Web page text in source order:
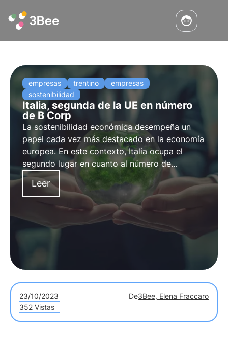
empresas trentino
empresas
sostenibilidad
Italia, segunda de la UE en número
de B Corp
La sostenibilidad económica desempeña un
papel cada vez más destacado en la economía
europea. En este contexto, Italia ocupa el
segundo lugar en cuanto al número de
empresas comprometidas con la mejora de la
sostenibilidad en sus procesos de producción.
En este artículo nos adentramos en el mundo
de las empresas B analizando algunas
investigaciones.
Leer
23/10/2023 De3Bee, Elena Fraccaro
352 Vistas